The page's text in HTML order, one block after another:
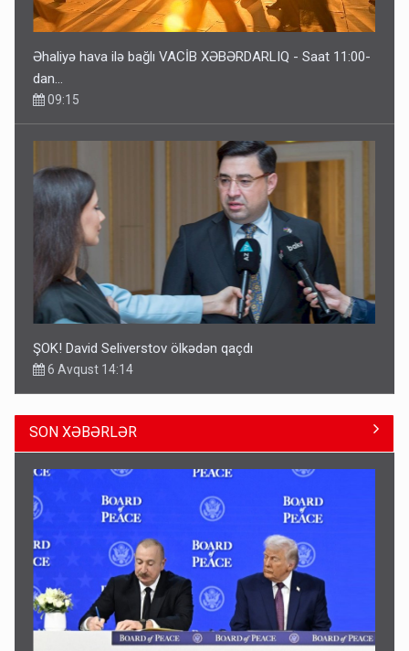
Əhaliyə hava ilə bağlı VACİB XƏBƏRDARLIQ - Saat 11:00-
dan…
09:15
ŞOK! David Seliverstov ölkədən qaçdı
6 Avqust 14:14
Geri çağırılan səfir Abel Məhərrəmovun oğludur - DOSYE
SON XƏBƏRLƏR